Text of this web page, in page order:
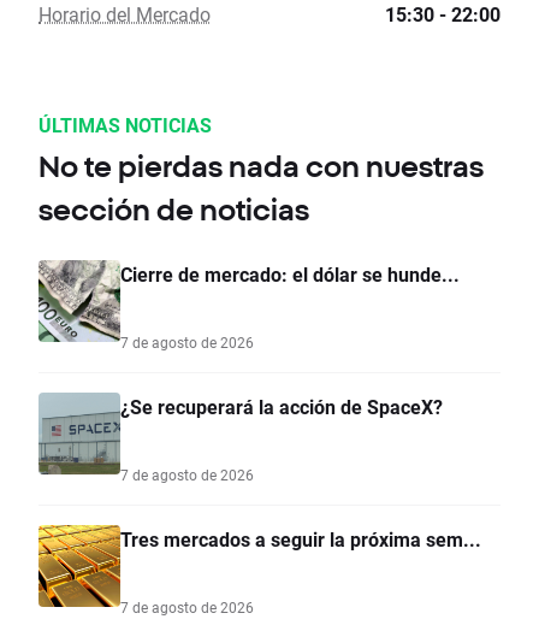
Horario del Mercado 15:30 - 22:00
ÚLTIMAS NOTICIAS
No te pierdas nada con nuestras
sección de noticias
Cierre de mercado: el dólar se hunde...
7 de agosto de 2026
¿Se recuperará la acción de SpaceX?
7 de agosto de 2026
Tres mercados a seguir la próxima sem...
7 de agosto de 2026